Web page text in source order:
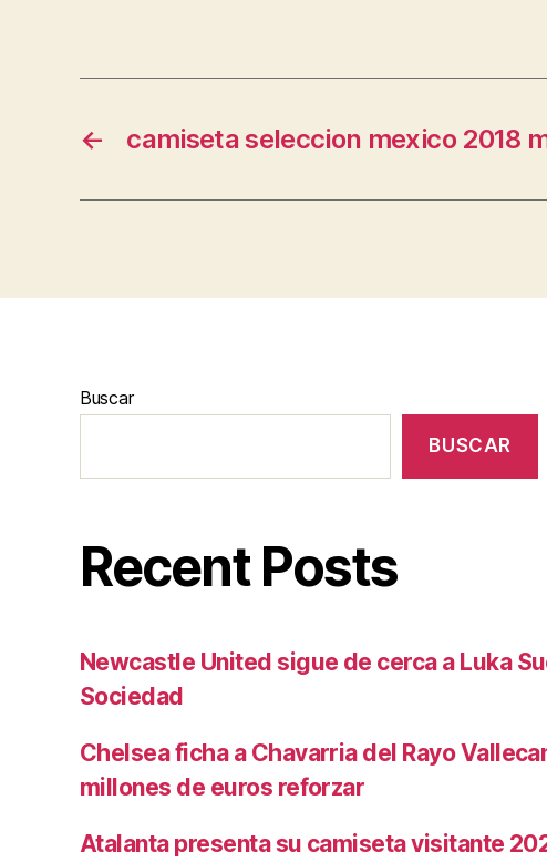
← camiseta seleccion mexico 2018
Buscar
BUSCAR
Recent Posts
Newcastle United sigue de cerca a Luka
Sociedad
Chelsea ficha a Chavarria del Rayo
millones de euros reforzar
Atalanta presenta su camiseta visitante